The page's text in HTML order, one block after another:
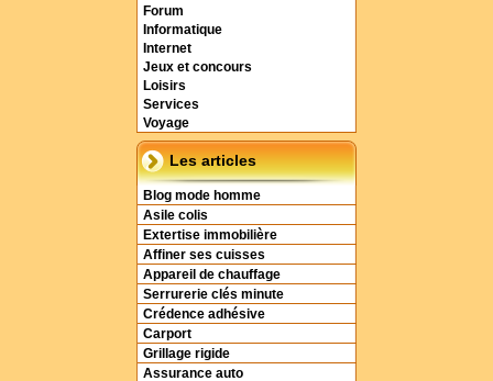
Forum
Informatique
Internet
Jeux et concours
Loisirs
Services
Voyage
Les articles
Blog mode homme
Asile colis
Extertise immobilière
Affiner ses cuisses
Appareil de chauffage
Serrurerie clés minute
Crédence adhésive
Carport
Grillage rigide
Assurance auto